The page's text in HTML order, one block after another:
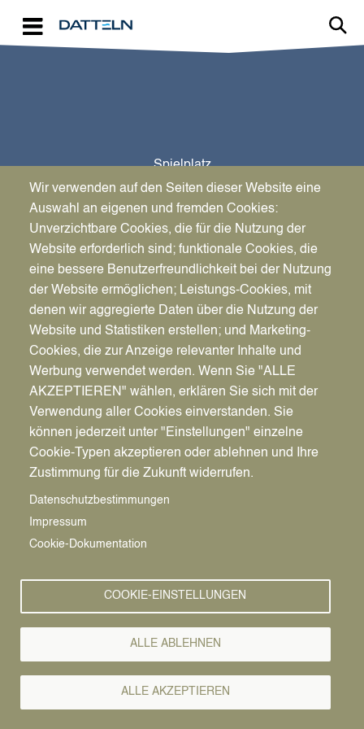
Spielplatz
Möllerskamp
Pfadnavigation
Image
Spielgeräte
Doppelschaukel
Sechseck-Klettergerüst
Wir verwenden auf den Seiten dieser Website eine
Auswahl an eigenen und fremden Cookies:
Unverzichtbare Cookies, die für die Nutzung der
Website erforderlich sind; funktionale Cookies, die
eine bessere Benutzerfreundlichkeit bei der Nutzung
der Website ermöglichen; Leistungs-Cookies, mit
denen wir aggregierte Daten über die Nutzung der
Website und Statistiken erstellen; und Marketing-
Cookies, die zur Anzeige relevanter Inhalte und
Werbung verwendet werden. Wenn Sie "ALLE
AKZEPTIEREN" wählen, erklären Sie sich mit der
Verwendung aller Cookies einverstanden. Sie
können jederzeit unter "Einstellungen" einzelne
Cookie-Typen akzeptieren oder ablehnen und Ihre
Zustimmung für die Zukunft widerrufen.
Datenschutzbestimmungen
Impressum
Cookie-Dokumentation
COOKIE-EINSTELLUNGEN
ALLE ABLEHNEN
ALLE AKZEPTIEREN